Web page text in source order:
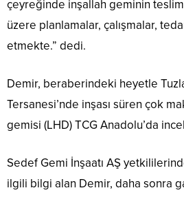
çeyreğinde inşallah geminin
üzere planlamalar, çalışmalar,
etmekte.” dedi.
Demir, beraberindeki heyetle
Tersanesi’nde inşası süren çok
gemisi (LHD) TCG Anadolu’da
Sedef Gemi İnşaatı AŞ
ilgili bilgi alan Demir, daha sonra